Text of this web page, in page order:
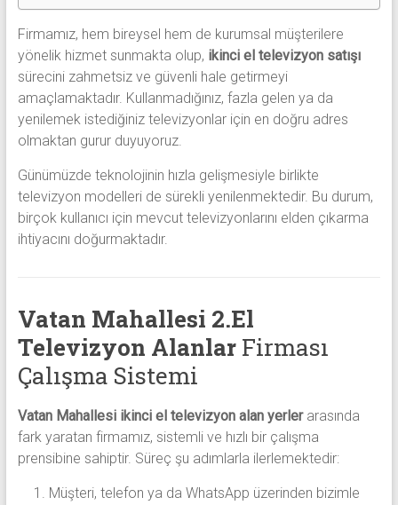
Firmamız, hem bireysel hem de kurumsal müşterilere
yönelik hizmet sunmakta olup, ikinci el televizyon satışı
sürecini zahmetsiz ve güvenli hale getirmeyi
amaçlamaktadır. Kullanmadığınız, fazla gelen ya da
yenilemek istediğiniz televizyonlar için en doğru adres
olmaktan gurur duyuyoruz.
Günümüzde teknolojinin hızla gelişmesiyle birlikte
televizyon modelleri de sürekli yenilenmektedir. Bu durum,
birçok kullanıcı için mevcut televizyonlarını elden çıkarma
ihtiyacını doğurmaktadır.
Vatan Mahallesi 2.El
Televizyon AlanlarFirması
Çalışma Sistemi
Vatan Mahallesi ikinci el televizyon alan yerlerarasında
fark yaratan firmamız, sistemli ve hızlı bir çalışma
prensibine sahiptir. Süreç şu adımlarla ilerlemektedir:
Müşteri, telefon ya da WhatsApp üzerinden bizimle